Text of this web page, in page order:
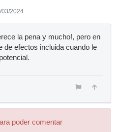
03/2024
la pena y mucho!, pero en
de efectos incluida cuando le
poder comentar